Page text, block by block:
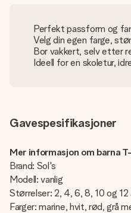
Perfekt passform og
Velg din egen farge,
Bor vakkert, selv etter
Ideell for en skoletur,
Gavespesifikasjoner
Mer informasjon om barna
Brand: Sol's
Modell: vanlig
Størrelser: 2, 4, 6, 8, 10 og 12
Farger: marine, hvit, rød, grå